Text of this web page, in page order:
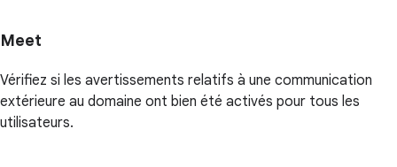
Meet
Vérifiez si les avertissements relatifs à une communication
extérieure au domaine ont bien été activés pour tous les
utilisateurs.